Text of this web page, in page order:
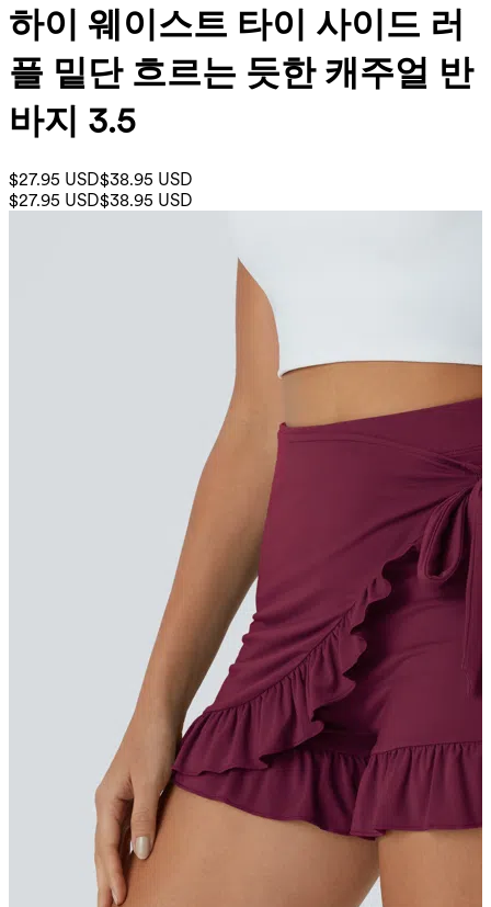
하이 웨이스트 타이 사이드 러
플 밑단 흐르는 듯한 캐주얼 반
바지 3.5
$27.95 USD$38.95 USD
$27.95 USD$38.95 USD